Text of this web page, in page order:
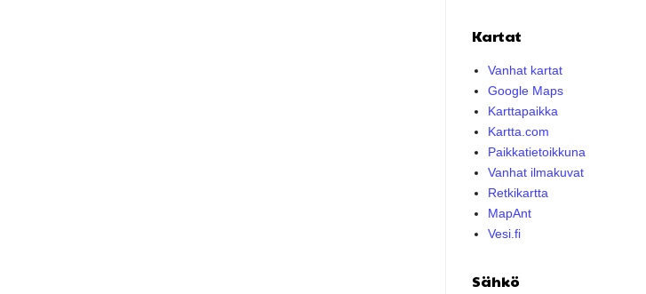
Kartat
Vanhat kartat
Google Maps
Karttapaikka
Kartta.com
Paikkatietoikkuna
Vanhat ilmakuvat
Retkikartta
MapAnt
Vesi.fi
Sähkö